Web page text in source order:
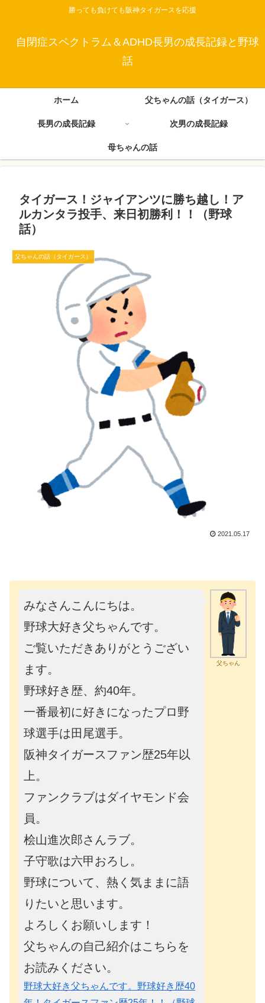
勝っても負けても阪神タイガースを応援
自閉症スペクトラム＆ADHD長男の成長記録と野球
話
ホーム 父ちゃんの話（タイガース）
長男の成長記録 次男の成長記録
母ちゃんの話
タイガース！ジャイアンツに勝ち越し！ア
ルカンタラ投手、来日初勝利！！（野球
話）
父ちゃんの話（タイガース）
2021.05.17
父ちゃん
みなさんこんにちは。
野球大好き父ちゃんです。
ご覧いただきありがとうござい
ます。
野球好き歴、約40年。
一番最初に好きになったプロ野
球選手は田尾選手。
阪神タイガースファン歴25年以
上。
ファンクラブはダイヤモンド会
員。
桧山進次郎さんラブ。
子守歌は六甲おろし。
野球について、熱く気ままに語
りたいと思います。
よろしくお願いします！
父ちゃんの自己紹介はこちらを
お読みください。
野球大好き父ちゃんです。野球好き歴40